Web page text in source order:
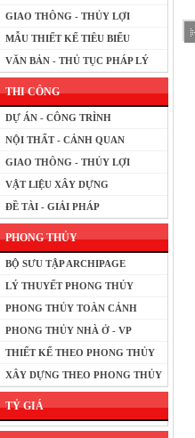
GIAO THÔNG - THỦY LỢI
MẪU THIẾT KẾ TIÊU BIỂU
VĂN BẢN - THỦ TỤC PHÁP LÝ
THI CÔNG
DỰ ÁN - CÔNG TRÌNH
NỘI THẤT - CẢNH QUAN
GIAO THÔNG - THỦY LỢI
VẬT LIỆU XÂY DỰNG
ĐỀ TÀI - GIẢI PHÁP
PHONG THỦY
BỘ SƯU TẬP ARCHIPAGE
LÝ THUYẾT PHONG THỦY
PHONG THỦY TOÀN CẢNH
PHONG THỦY NHÀ Ở - VP
THIẾT KẾ THEO PHONG THỦY
XÂY DỰNG THEO PHONG THỦY
TỶ GIÁ